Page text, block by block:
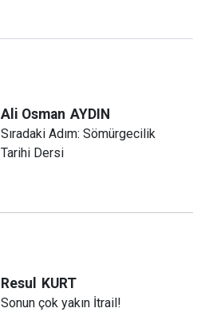
Ali Osman AYDIN
Sıradaki Adım: Sömürgecilik
Tarihi Dersi
Resul KURT
Sonun çok yakın İtrail!